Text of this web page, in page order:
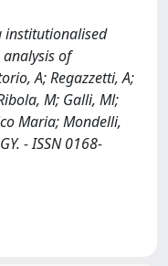
institutionalised
of
A; Regazzetti, A;
M; Galli, Ml;
Maria; Mondelli,
- ISSN 0168-